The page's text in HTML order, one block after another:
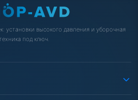
установки высокого давления и уборочная
техника под ключ.